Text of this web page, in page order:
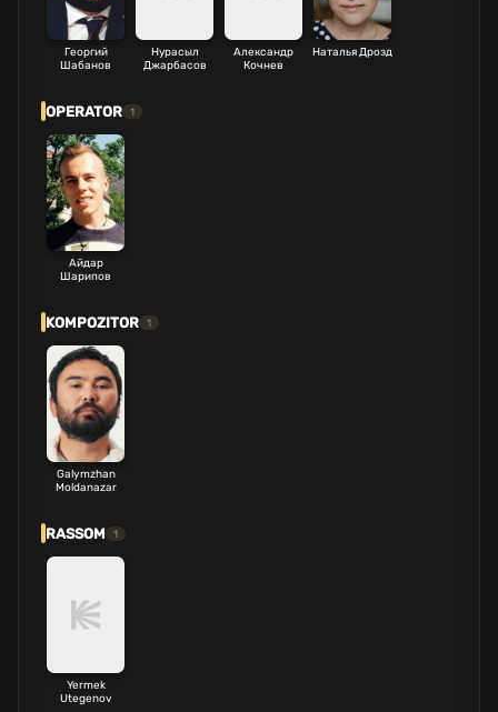
Георгий
Шабанов
Нурасыл
Джарбасов
Александр
Кочнев
Наталья Дрозд
OPERATOR 1
Айдар
Шарипов
KOMPOZITOR 1
Galymzhan
Moldanazar
RASSOM 1
Yermek
Utegenov